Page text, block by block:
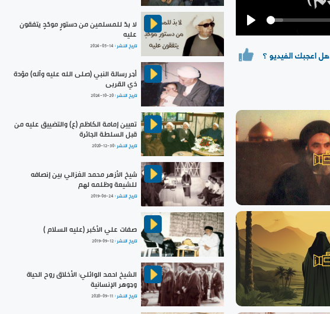
هل اعجبك الفيديو ؟
لا بدّ للمسلمين من دستورٍ موحّدٍ يتفقون
عليه
تاريخ النشر : 2024-05-14
أجر رسالة النبي (صلى الله عليه وآله) موّدة
ذي القربى
تاريخ النشر :2024-10-20
تعيين إمامة الكاظم (ع) والتضييق عليه من
قبل السلطة الجائرة
تاريخ النشر :2020-12-30
شيخ الأزهر محمد الغزالي بين إنصافه
للشيعة وظلمه لهم
تاريخ النشر : 2019-06-24
صفات علي الأكبر (عليه السلام )
تاريخ النشر :2019-09-12
الشيخ احمد الوائلي: الأخلاق روح الحياة
وجوهر الإنسانية
تاريخ النشر : 2020-09-11